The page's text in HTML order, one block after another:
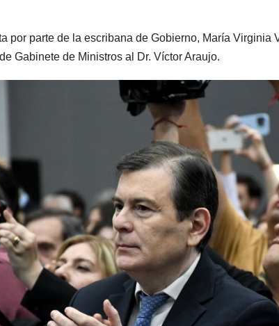
por parte de la escribana de Gobierno, María Virginia
Gabinete de Ministros al Dr. Víctor Araujo.